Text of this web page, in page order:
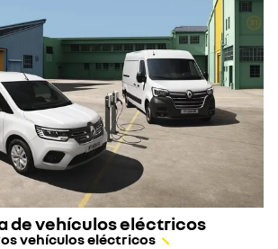
de vehículos eléctricos
vehículos eléctricos